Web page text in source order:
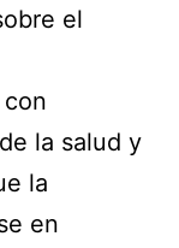
el
la salud y
la
en